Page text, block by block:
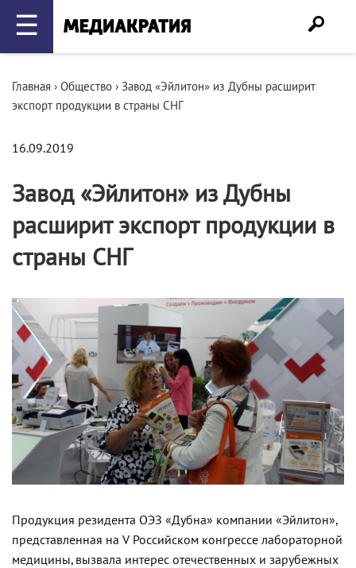
☰
Главная › Общество › Завод «Эйлитон» из Дубны расширит
экспорт продукции в страны СНГ
16.09.2019
Завод «Эйлитон» из Дубны
расширит экспорт продукции в
страны СНГ
Продукция резидента ОЭЗ «Дубна» компании «Эйлитон»,
представленная на V Российском конгрессе лабораторной
медицины, вызвала интерес отечественных и зарубежных